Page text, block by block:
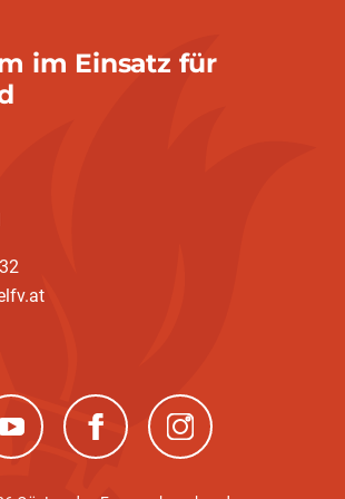
im Einsatz für
(neues Fenster)(neues Fenster)(neues Fenster)